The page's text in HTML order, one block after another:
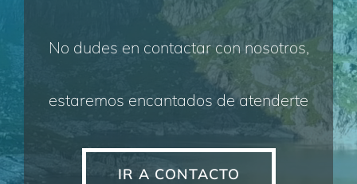
No dudes en contactar con nosotros,
estaremos encantados de atenderte
IR A CONTACTO